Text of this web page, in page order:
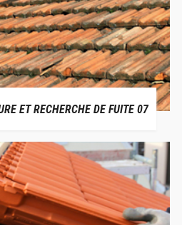
ET RECHERCHE DE FUITE 07